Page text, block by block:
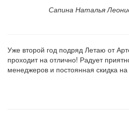
Сапина Наталья
Уже второй год подряд Летаю от
проходит на отлично! Радует
менеджеров и постоянная скидка